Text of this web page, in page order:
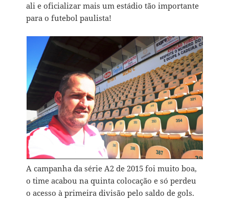
ali e oficializar mais um estádio tão importante
para o futebol paulista!
A campanha da série A2 de 2015 foi muito boa,
o time acabou na quinta colocação e só perdeu
o acesso à primeira divisão pelo saldo de gols.